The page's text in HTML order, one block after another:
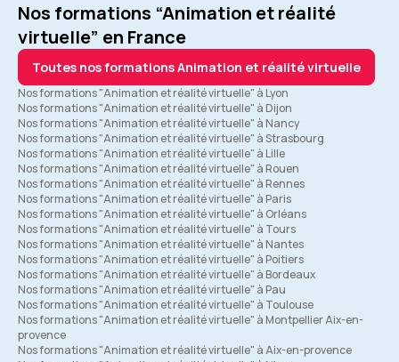
Nos formations “Animation et réalité
virtuelle” en France
Toutes nos formations Animation et réalité virtuelle
Nos formations "Animation et réalité virtuelle" à Lyon
Nos formations "Animation et réalité virtuelle" à Dijon
Nos formations "Animation et réalité virtuelle" à Nancy
Nos formations "Animation et réalité virtuelle" à Strasbourg
Nos formations "Animation et réalité virtuelle" à Lille
Nos formations "Animation et réalité virtuelle" à Rouen
Nos formations "Animation et réalité virtuelle" à Rennes
Nos formations "Animation et réalité virtuelle" à Paris
Nos formations "Animation et réalité virtuelle" à Orléans
Nos formations "Animation et réalité virtuelle" à Tours
Nos formations "Animation et réalité virtuelle" à Nantes
Nos formations "Animation et réalité virtuelle" à Poitiers
Nos formations "Animation et réalité virtuelle" à Bordeaux
Nos formations "Animation et réalité virtuelle" à Pau
Nos formations "Animation et réalité virtuelle" à Toulouse
Nos formations "Animation et réalité virtuelle" à Montpellier Aix-en-
provence
Nos formations "Animation et réalité virtuelle" à Aix-en-provence